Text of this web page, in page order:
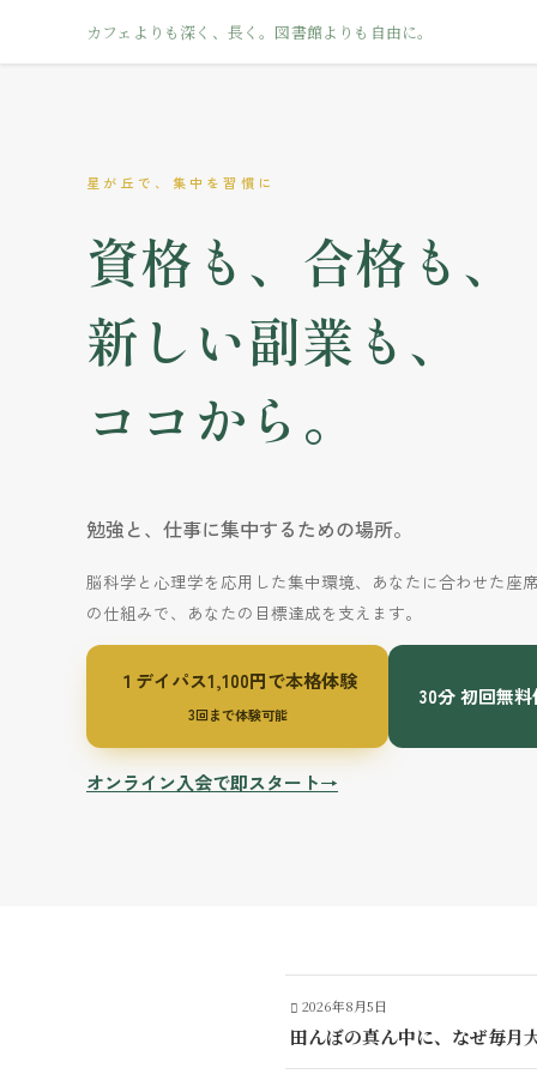
カフェよりも深く、長く。図書館よりも自由に。
星が丘で、集中を習慣に
資格も、合格も、
新しい副業も、
ココから。
勉強と、仕事に集中するための場所。
脳科学と心理学を応用した集中環境、あなたに合わせた座
の仕組みで、あなたの目標達成を支えます。
１デイパス1,100円で本格体験
3回まで体験可能
30分 初回無
オンライン入会で即スタート→
2026年8月5日
田んぼの真ん中に、なぜ毎